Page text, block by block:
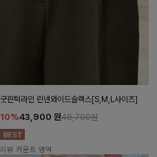
굿핀턱라인 린넨와이드슬랙스[S,M,L사이즈]
10%43,900 원48,700원
리뷰 카운트 영역